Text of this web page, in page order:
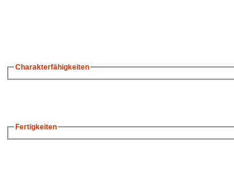
Charakterfähigkeiten
Fertigkeiten